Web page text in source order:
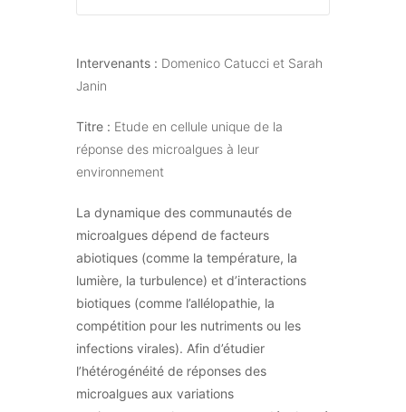
Intervenants : Domenico Catucci et Sarah
Janin
Titre : Etude en cellule unique de la
réponse des microalgues à leur
environnement
La dynamique des communautés de
microalgues dépend de facteurs
abiotiques (comme la température, la
lumière, la turbulence) et d’interactions
biotiques (comme l’allélopathie, la
compétition pour les nutriments ou les
infections virales). Afin d’étudier
l’hétérogénéité de réponses des
microalgues aux variations